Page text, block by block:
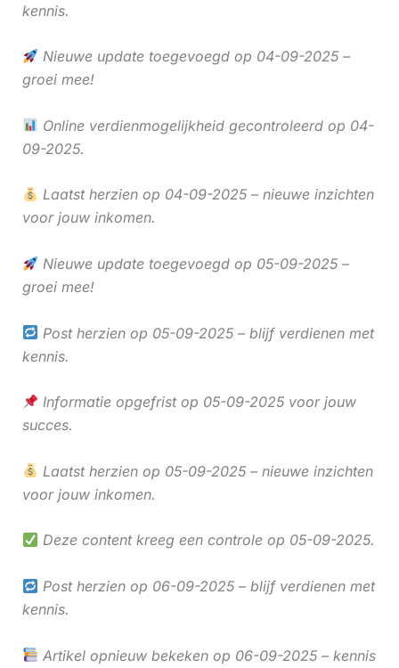
kennis.
Nieuwe update toegevoegd op 04-09-2025 –
groei mee!
Online verdienmogelijkheid gecontroleerd op 04-
09-2025.
Laatst herzien op 04-09-2025 – nieuwe inzichten
voor jouw inkomen.
Nieuwe update toegevoegd op 05-09-2025 –
groei mee!
Post herzien op 05-09-2025 – blijf verdienen met
kennis.
Informatie opgefrist op 05-09-2025 voor jouw
succes.
Laatst herzien op 05-09-2025 – nieuwe inzichten
voor jouw inkomen.
Deze content kreeg een controle op 05-09-2025.
Post herzien op 06-09-2025 – blijf verdienen met
kennis.
Artikel opnieuw bekeken op 06-09-2025 – kennis